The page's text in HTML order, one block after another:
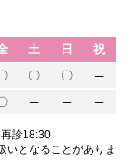
土 日
祝
〇 〇
─
─ ─ ─
診18:30
いとなることがありま